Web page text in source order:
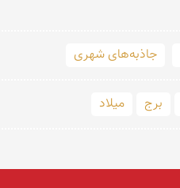
جاذبه‌های شهری
برج میلاد